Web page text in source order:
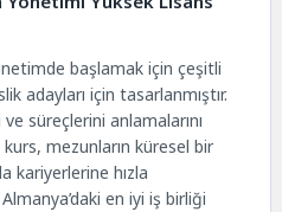
başlamak için çeşitli
adayları için tasarlanmıştır.
süreçlerini anlamalarını
kurs, mezunların küresel bir
kariyerlerine hızla
en iyi iş birliği